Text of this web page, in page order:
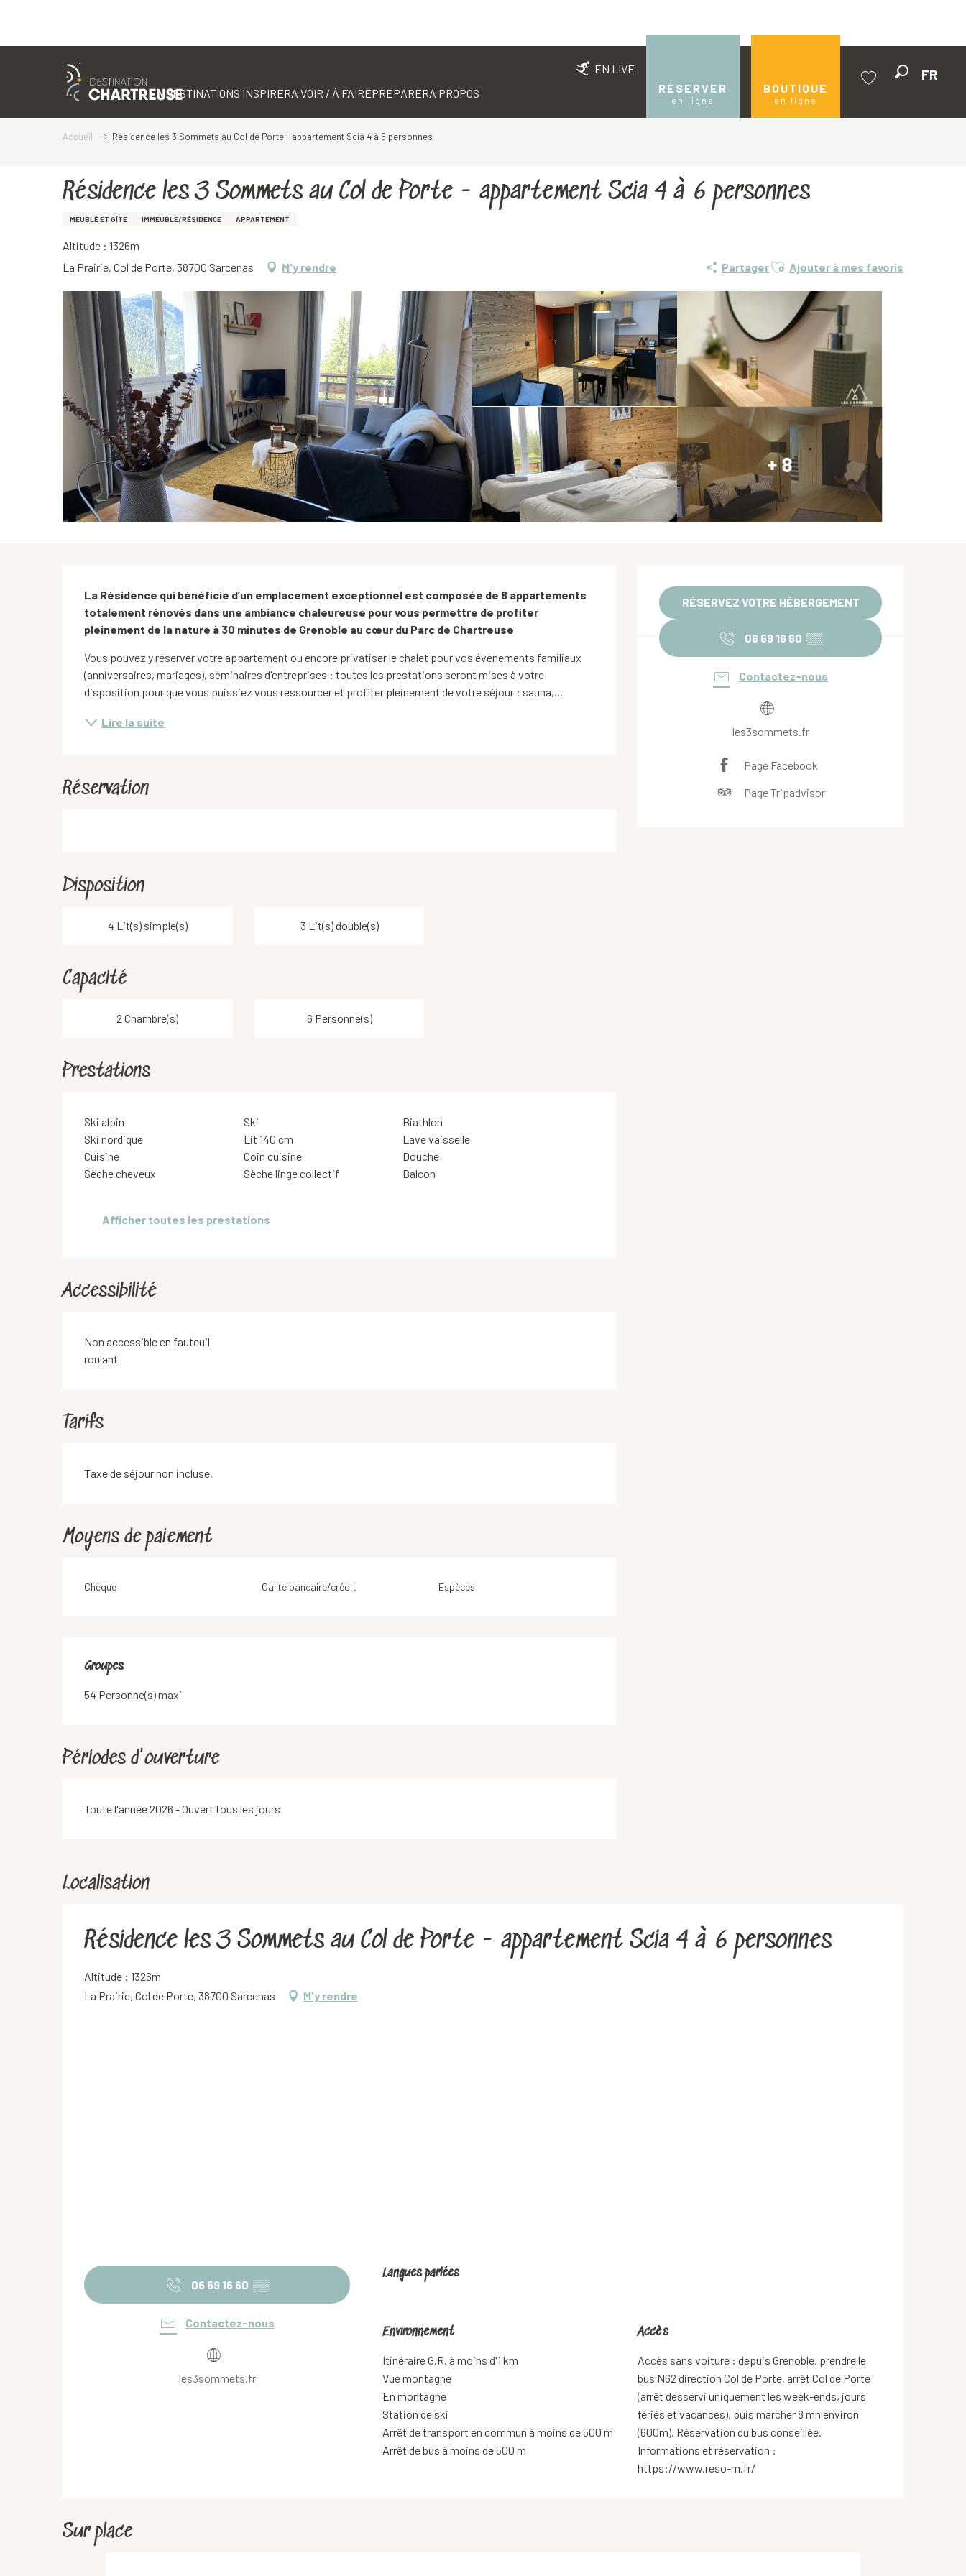
EN LIVE
RÉSERVER
en ligne
BOUTIQUE
en ligne
FR
LA DESTINATIONS'INSPIRERA VOIR / À FAIREPREPARERA PROPOS
Accueil Résidence les 3 Sommets au Col de Porte - appartement Scia 4 à 6 personnes
Résidence les 3 Sommets au Col de Porte - appartement Scia 4 à 6 personnes
MEUBLÉ ET GÎTE IMMEUBLE/RÉSIDENCE APPARTEMENT
Altitude : 1326m
La Prairie, Col de Porte, 38700 Sarcenas
M'y rendre PartagerAjouter aux favoris
Ajouter à mes favoris
+ 8
Ouverture et coordonnées
RÉSERVEZ VOTRE HÉBERGEMENT
06 69 16 60 ▒▒
Contactez-nous
les3sommets.fr
Page Facebook
Page Tripadvisor
Description
La Résidence qui bénéficie d’un emplacement exceptionnel est composée de 8 appartements
totalement rénovés dans une ambiance chaleureuse pour vous permettre de profiter
pleinement de la nature à 30 minutes de Grenoble au cœur du Parc de Chartreuse
Vous pouvez y réserver votre appartement ou encore privatiser le chalet pour vos évènements familiaux
(anniversaires, mariages), séminaires d'entreprises : toutes les prestations seront mises à votre
disposition pour que vous puissiez vous ressourcer et profiter pleinement de votre séjour : sauna,...
Lire la suite
Réservation
Disposition
4 Lit(s) simple(s) 3 Lit(s) double(s)
Capacité
2 Chambre(s) 6 Personne(s)
Prestations
Ski alpin Ski
Biathlon
Ski nordique
Lit 140 cm
Lave vaisselle
Cuisine
Coin cuisine
Douche
Sèche cheveux
Sèche linge collectif Balcon
Afficher toutes les prestations
Accessibilité
Non accessible en fauteuil
roulant
Tarifs
Taxe de séjour non incluse.
Moyens de paiement
Chèque Carte bancaire/crédit Espèces
Groupes
Groupes
54 Personne(s) maxi
Périodes d'ouverture
Toute l'année 2026 - Ouvert tous les jours
Localisation
Résidence les 3 Sommets au Col de Porte - appartement Scia 4 à 6 personnes
Altitude : 1326m
La Prairie, Col de Porte, 38700 Sarcenas
M'y rendre
06 69 16 60 ▒▒
Contactez-nous
les3sommets.fr
Langues parlées
Langues parlées
Environnement
Environnement
Itinéraire G.R. à moins d'1 km
Vue montagne
En montagne
Station de ski
Arrêt de transport en commun à moins de 500 m
Arrêt de bus à moins de 500 m
Accès
Accès
Accès sans voiture : depuis Grenoble, prendre le
bus N62 direction Col de Porte, arrêt Col de Porte
(arrêt desservi uniquement les week-ends, jours
fériés et vacances), puis marcher 8 mn environ
(600m). Réservation du bus conseillée.
Informations et réservation :
https://www.reso-m.fr/
Sur place